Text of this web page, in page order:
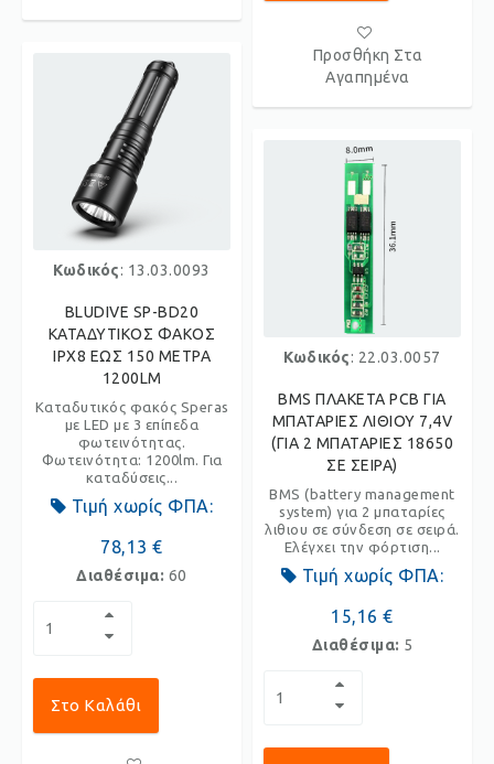
Κωδικός: 13.03.0093
BLUDIVE SP-BD20
ΚΑΤΑΔΥΤΙΚΟΣ ΦΑΚΟΣ
IPX8 ΕΩΣ 150 ΜΕΤΡΑ
1200LM
Καταδυτικός φακός Speras
με LED με 3 επίπεδα
φωτεινότητας.
Φωτεινότητα: 1200lm. Για
καταδύσεις...
Τιμή χωρίς ΦΠΑ:
78,13 €
Διαθέσιμα: 60
Στο Καλάθι
Προσθήκη Στα
Αγαπημένα
Κωδικός: 22.03.0057
BMS ΠΛΑΚΕΤΑ PCB ΓΙΑ
ΜΠΑΤΑΡΙΕΣ ΛΙΘΙΟΥ 7,4V
(ΓΙΑ 2 ΜΠΑΤΑΡΙΕΣ 18650
ΣΕ ΣΕΙΡΑ)
BMS (battery management
system) για 2 μπαταρίες
λιθιου σε σύνδεση σε σειρά.
Ελέγχει την φόρτιση...
Τιμή χωρίς ΦΠΑ:
15,16 €
Διαθέσιμα: 5